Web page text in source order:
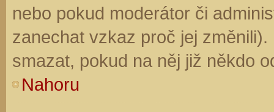
nebo pokud moderátor či
zanechat vzkaz proč jej
smazat, pokud na něj již někdo
Nahoru